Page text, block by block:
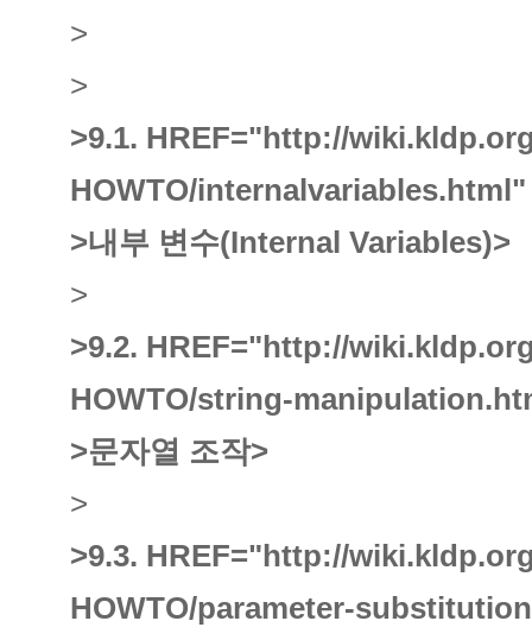
>
>
>9.1. HREF="http://
HOWTO/internalvariables.html"
>내부 변수(Internal Variables)>
>
>9.2. HREF="http://
HOWTO/string-
>문자열 조작>
>
>9.3. HREF="http://
HOWTO/parameter-